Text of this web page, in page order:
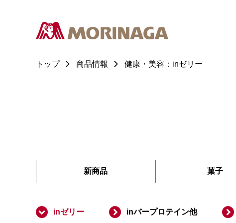
トップ 商品情報 健康・美容：inゼリー
新商品 菓子
inゼリー inバープロテイン他